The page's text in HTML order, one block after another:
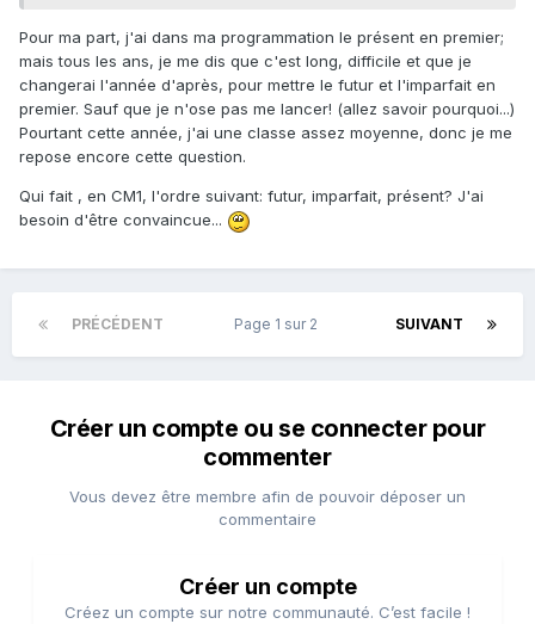
Pour ma part, j'ai dans ma programmation le présent en premier;
mais tous les ans, je me dis que c'est long, difficile et que je
changerai l'année d'après, pour mettre le futur et l'imparfait en
premier. Sauf que je n'ose pas me lancer! (allez savoir pourquoi...)
Pourtant cette année, j'ai une classe assez moyenne, donc je me
repose encore cette question.
Qui fait , en CM1, l'ordre suivant: futur, imparfait, présent? J'ai
besoin d'être convaincue...
PRÉCÉDENT SUIVANT
Page 1 sur 2
Créer un compte ou se connecter pour
commenter
Vous devez être membre afin de pouvoir déposer un
commentaire
Créer un compte
Créez un compte sur notre communauté. C’est facile !